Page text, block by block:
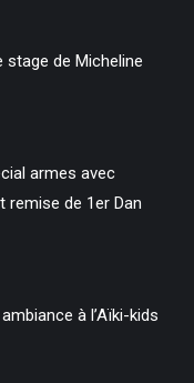
stage de Micheline
armes avec
remise de 1er Dan
à l’Aïki-kids